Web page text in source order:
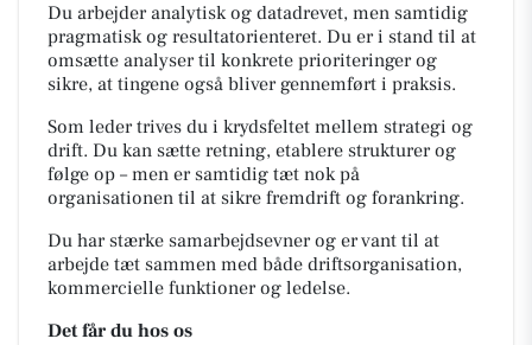
Du arbejder analytisk og datadrevet, men samtidig
pragmatisk og resultatorienteret. Du er i stand til at
omsætte analyser til konkrete prioriteringer og
sikre, at tingene også bliver gennemført i praksis.
Som leder trives du i krydsfeltet mellem strategi og
drift. Du kan sætte retning, etablere strukturer og
følge op – men er samtidig tæt nok på
organisationen til at sikre fremdrift og forankring.
Du har stærke samarbejdsevner og er vant til at
arbejde tæt sammen med både driftsorganisation,
kommercielle funktioner og ledelse.
Det får du hos os